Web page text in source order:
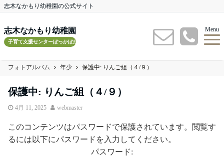
志木なかもり幼稚園の公式サイト
志木なかもり幼稚園
子育て支援センターぽっかぽかルーム
Menu
フォトアルバム 年少 保護中: りんご組（４/９）
保護中: りんご組（４/９）
4月 11, 2025 webmaster
このコンテンツはパスワードで保護されています。閲覧す
るには以下にパスワードを入力してください。
パスワード: